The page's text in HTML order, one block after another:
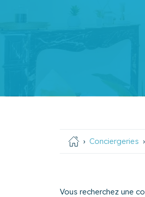
Conciergeries
Vous recherchez une